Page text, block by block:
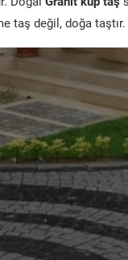
değil, doğa